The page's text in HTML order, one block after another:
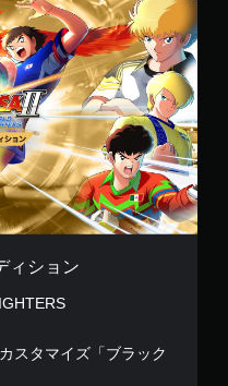
ィション
スタマイズ「ブラック